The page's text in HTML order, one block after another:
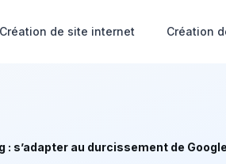
Création de site internet Création
: s’adapter au durcissement de